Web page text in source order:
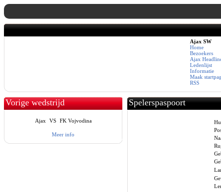
Ajax SW
Home
Bezoekers
Ajax
Ledenlijst
Informatie
Maak
RSS
Vorige wedstrijd
Ajax VS FK Vojvodina
Meer info
Spelerspaspoort